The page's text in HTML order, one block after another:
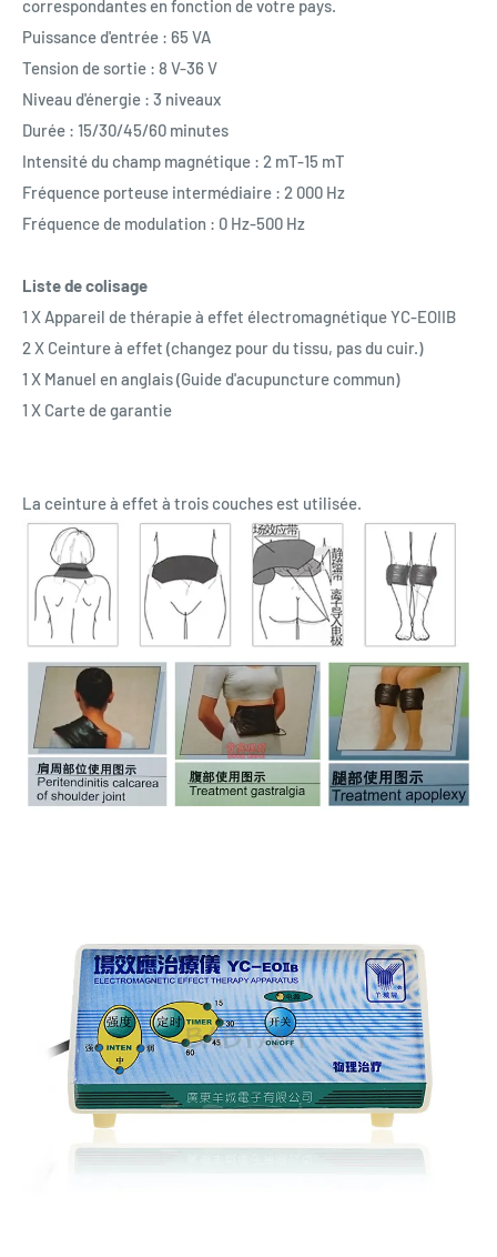
correspondantes en fonction de votre pays.
Puissance d'entrée : 65 VA
Tension de sortie : 8 V-36 V
Niveau d'énergie : 3 niveaux
Durée : 15/30/45/60 minutes
Intensité du champ magnétique : 2 mT-15 mT
Fréquence porteuse intermédiaire : 2 000 Hz
Fréquence de modulation : 0 Hz-500 Hz
Liste de colisage
1 X Appareil de thérapie à effet électromagnétique YC-EOIIB
2 X Ceinture à effet (changez pour du tissu, pas du cuir.)
1 X Manuel en anglais (Guide d'acupuncture commun)
1 X Carte de garantie
La ceinture à effet à trois couches est utilisée.